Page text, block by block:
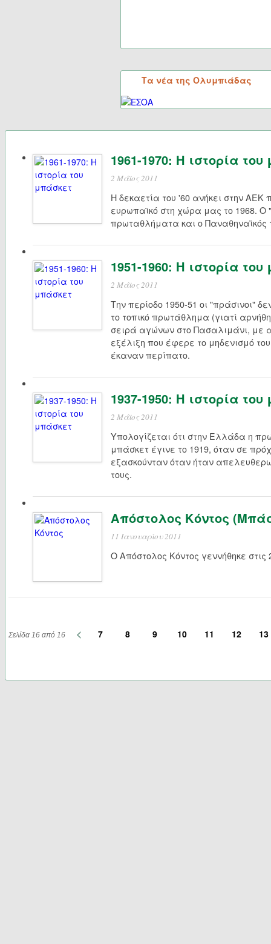
Τα νέα της Ολυμπιάδας
1961-1970: Η ιστορία
2 Μάϊος 2011
Η δεκαετία του '60 ανήκει στην ΑΕΚ
ευρωπαϊκό στη χώρα μας το 1968. Ο
πρωταθλήματα και ο Παναθηναϊκός
1951-1960: Η ιστορία
2 Μάϊος 2011
Την περίοδο 1950-51 οι "πράσινοι"
το τοπικό πρωτάθλημα (γιατί
σειρά αγώνων στο Πασαλιμάνι, με
εξέλιξη που έφερε το μηδενισμό
έκαναν περίπατο.
1937-1950: Η ιστορία
2 Μάϊος 2011
Υπολογίζεται ότι στην Ελλάδα η
μπάσκετ έγινε το 1919, όταν σε
εξασκούνταν όταν ήταν
τους.
Απόστολος Κόντος
11 Ιανουαρίου 2011
Ο Απόστολος Κόντος γεννήθηκε στις
Σελίδα 16 από 16 < 7 8 9 10 11 12 13